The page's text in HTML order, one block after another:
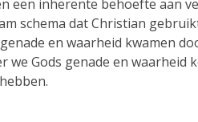
een inherente behoefte aan
schema dat Christian
en waarheid kwamen
we Gods genade en waarheid